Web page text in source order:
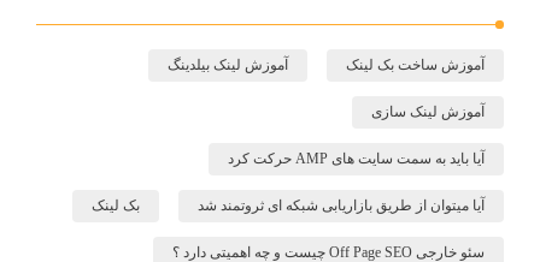
آموزش ساخت بک لینک آموزش لینک بیلدینگ
آموزش لینک سازی
آیا باید به سمت سایت های AMP حرکت کرد
آیا میتوان از طریق بازاریابی شبکه ای ثروتمند شد بک لینک
سئو خارجی Off Page SEO چیست و چه اهمیتی دارد ؟